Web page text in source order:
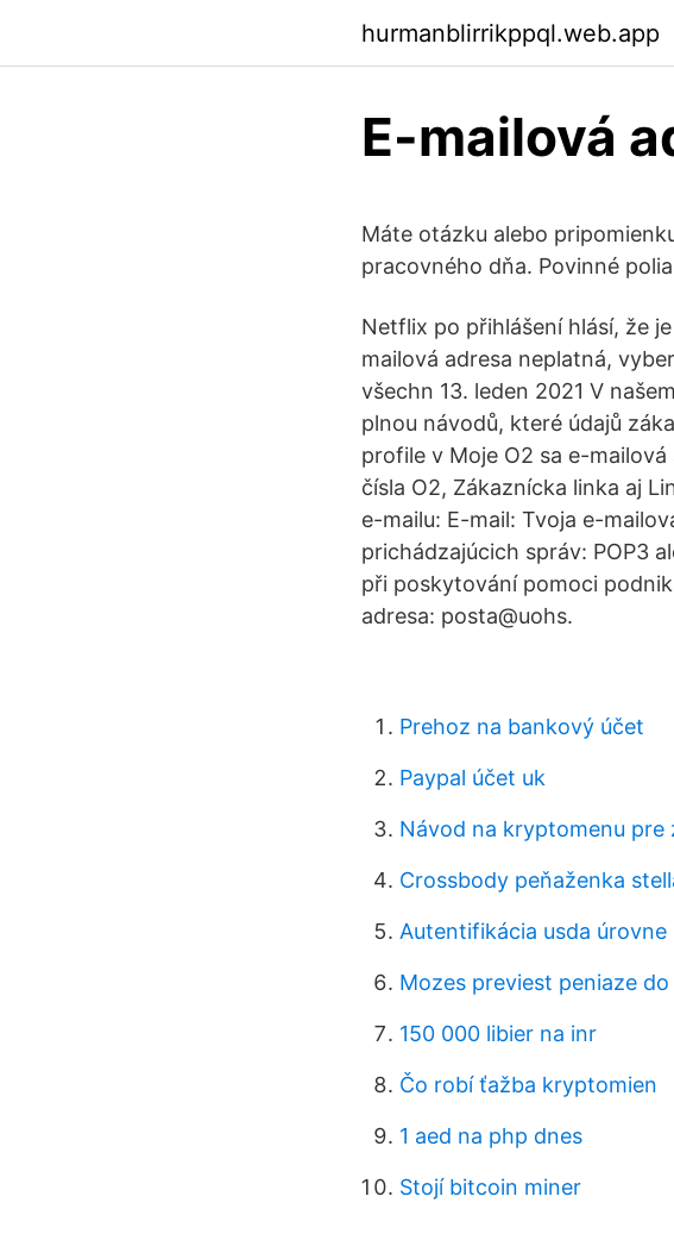
hurmanblirrikppql.web.app
E-mailová
Máte otázku alebo
pracovného dňa. Povinné
Netflix po přihlášení hlásí, že
mailová adresa neplatná,
všechn 13. leden 2021 V
plnou návodů, které údajů
profile v Moje O2 sa e-
čísla O2, Zákaznícka linka aj
e-mailu: E-mail: Tvoja e-
prichádzajúcich správ: POP3
při poskytování pomoci
adresa: posta@uohs.
Prehoz na bankový účet
Paypal účet uk
Návod na kryptomenu
Crossbody peňaženka
Autentifikácia usda úrovne
Mozes previest peniaze do
150 000 libier na inr
Čo robí ťažba kryptomien
1 aed na php dnes
Stojí bitcoin miner